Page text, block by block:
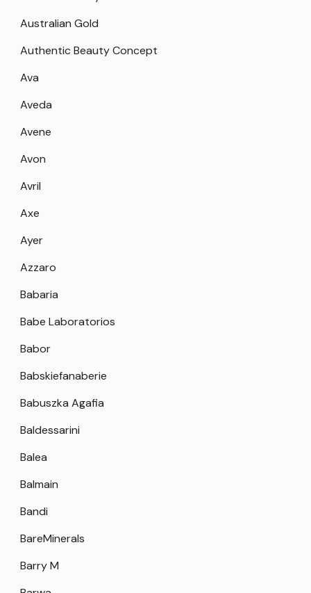
Australian Gold
Authentic Beauty Concept
Ava
Aveda
Avene
Avon
Avril
Axe
Ayer
Azzaro
Babaria
Babe Laboratorios
Babor
Babskiefanaberie
Babuszka Agafia
Baldessarini
Balea
Balmain
Bandi
BareMinerals
Barry M